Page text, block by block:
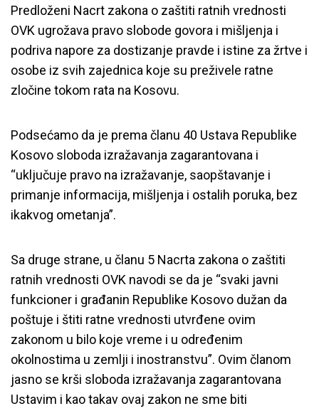
Predloženi Nacrt zakona o zaštiti ratnih vrednosti
OVK ugrožava pravo slobode govora i mišljenja i
podriva napore za dostizanje pravde i istine za žrtve i
osobe iz svih zajednica koje su preživele ratne
zločine tokom rata na Kosovu.
Podsećamo da je prema članu 40 Ustava Republike
Kosovo sloboda izražavanja zagarantovana i
“uključuje pravo na izražavanje, saopštavanje i
primanje informacija, mišljenja i ostalih poruka, bez
ikakvog ometanja”.
Sa druge strane, u članu 5 Nacrta zakona o zaštiti
ratnih vrednosti OVK navodi se da je “svaki javni
funkcioner i građanin Republike Kosovo dužan da
poštuje i štiti ratne vrednosti utvrđene ovim
zakonom u bilo koje vreme i u određenim
okolnostima u zemlji i inostranstvu”. Ovim članom
jasno se krši sloboda izražavanja zagarantovana
Ustavim i kao takav ovaj zakon ne sme biti